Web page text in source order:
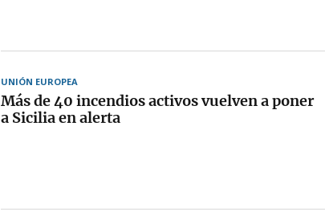
UNIÓN EUROPEA
Más de 40 incendios activos vuelven a poner
a Sicilia en alerta